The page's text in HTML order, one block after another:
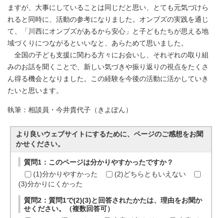
ますが、大事にしていることは同じだと思い、とても元気づけら
れると同時に、活動の参考になりました。オンブズの実践を通じ
て、「川西にオンブズがあるから安心」と子どもたちが思える地
域づくりにつながるといいなと、あらためて思いました。
全国の子ども支援に関わる方々にお会いし、それぞれの取り組
みのお話を聞くことで、新しい気づきや振り返りの視点をたくさ
ん得る機会となりました。この経験を今後の活動に活かしていき
たいと思います。
執筆：相談員・今井貴代子（きよぽん）
より良いウェブサイトにするために、ページのご感想をお聞
かせください。
質問1：このページは分かりやすかったですか？
(1)分かりやすかった
(2)どちらともいえない
(3)分かりにくかった
質問2：質問1で(2)(3)と回答されたかたは、理由をお聞か
せください。（複数回答可）